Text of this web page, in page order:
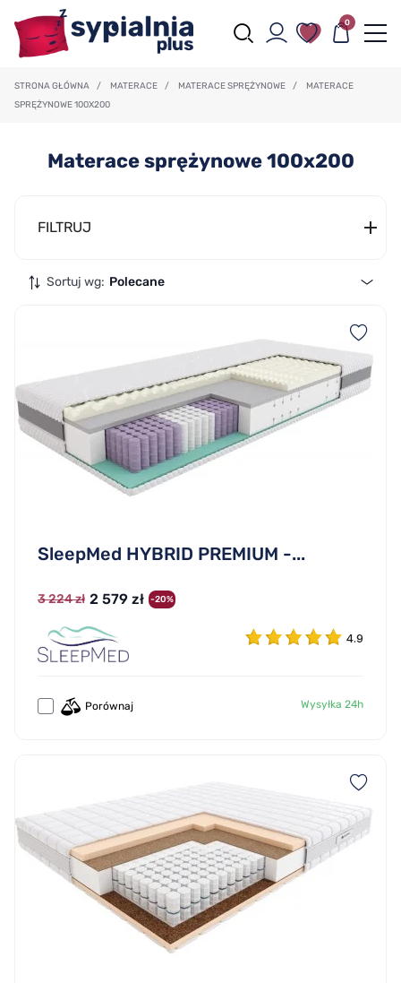
0
STRONA GŁÓWNA / MATERACE / MATERACE SPRĘŻYNOWE /
MATERACE
SPRĘŻYNOWE 100X200
Materace sprężynowe 100x200
FILTRUJ
Sortuj wg: Polecane
SleepMed HYBRID PREMIUM -...
3 224 zł 2 579 zł -20%
4.9
Porównaj Wysyłka 24h